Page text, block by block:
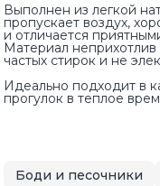
Выполнен из легкой
пропускает воздух,
и отличается
Материал
частых стирок и не
Идеально подходит в
прогулок в теплое
Боди и песочники